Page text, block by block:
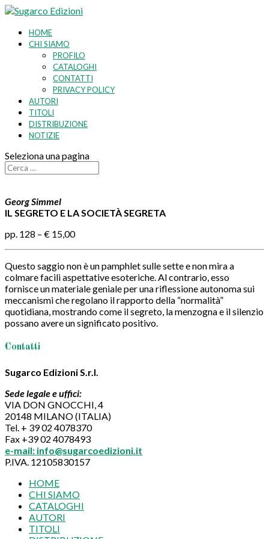
HOME
CHI SIAMO
PROFILO
CATALOGHI
CONTATTI
PRIVACY POLICY
AUTORI
TITOLI
DISTRIBUZIONE
NOTIZIE
Seleziona una pagina
Georg Simmel
IL SEGRETO E LA SOCIETÀ SEGRETA
pp. 128 – € 15,00
Questo saggio non è un pamphlet sulle sette e non mira a
colmare facili aspettative esoteriche. Al contrario, esso
fornisce un materiale geniale per una riflessione autonoma sui
meccanismi che regolano il rapporto della “normalità”
quotidiana, mostrando come il segreto, la menzogna e il silenzio
possano avere un significato positivo.
Contatti
Sugarco Edizioni S.r.l.
Sede legale e uffici:
VIA DON GNOCCHI, 4
20148 MILANO (ITALIA)
Tel. + 39 02 4078370
Fax +39 02 4078493
e-mail: info@sugarcoedizioni.it
P.IVA. 12105830157
HOME
CHI SIAMO
CATALOGHI
AUTORI
TITOLI